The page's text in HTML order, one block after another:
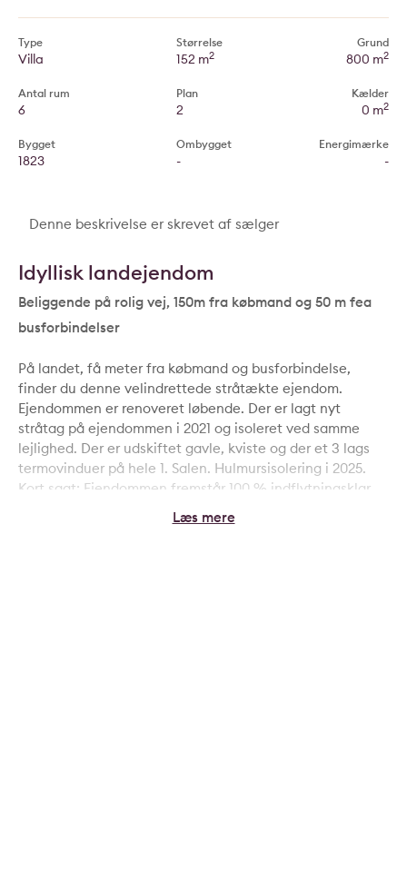
Type
Villa
Antal rum
6
Bygget
1823
Størrelse
152 m2
Plan
2
Ombygget
-
Grund
800 m2
Kælder
0 m2
Energimærke
-
Denne beskrivelse er skrevet af sælger
Idyllisk landejendom
Beliggende på rolig vej, 150m fra købmand og 50 m fea
busforbindelser
På landet, få meter fra købmand og busforbindelse,
finder du denne velindrettede stråtækte ejendom.
Ejendommen er renoveret løbende. Der er lagt nyt
stråtag på ejendommen i 2021 og isoleret ved samme
lejlighed. Der er udskiftet gavle, kviste og der et 3 lags
termovinduer på hele 1. Salen. Hulmursisolering i 2025.
Kort sagt: Ejendommen fremstår 100 % indflytningsklar.